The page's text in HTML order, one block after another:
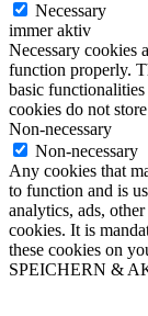
Necessary
immer aktiv
Necessary cookies
function properly.
basic
cookies do not
Non-necessary
Non-necessary
Any cookies that
to function and is
analytics, ads,
cookies. It is
these cookies on
SPEICHERN &